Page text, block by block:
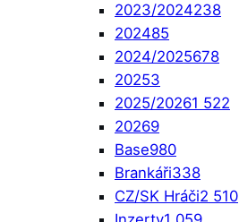
2023/2024238
202485
2024/2025678
20253
2025/20261 522
20269
Base980
Brankáři338
CZ/SK Hráči2 510